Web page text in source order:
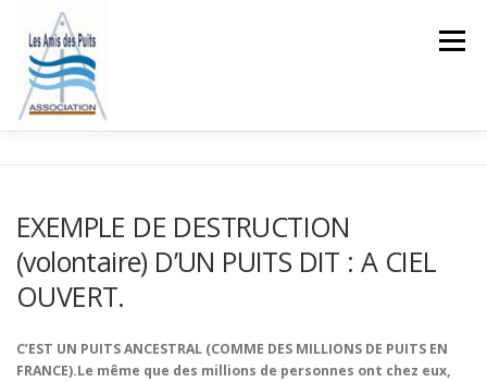
contenu
Menu
BLOG COMMENTAIRES
EXEMPLE DE DESTRUCTION
(volontaire) D’UN PUITS DIT : A CIEL
OUVERT.
C’EST UN PUITS ANCESTRAL (COMME DES MILLIONS DE PUITS EN
FRANCE).Le même que des millions de personnes ont chez eux,